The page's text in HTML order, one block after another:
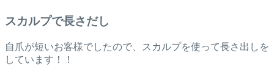
スカルプで長さだし
自爪が短いお客様でしたので、スカルプを使って長さ出しを
しています！！